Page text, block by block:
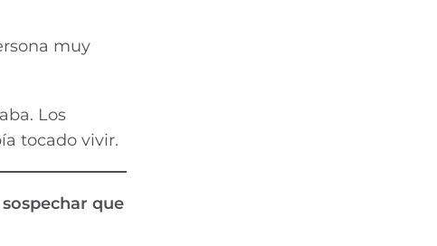
muy
Los
tocado vivir.
que